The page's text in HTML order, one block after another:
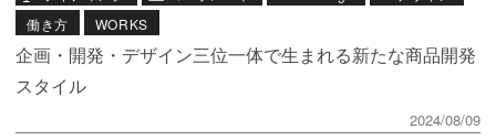
働き方
WORKS
企画・開発・デザイン三位一体で生まれる新たな商品開発
スタイル
2024/08/09